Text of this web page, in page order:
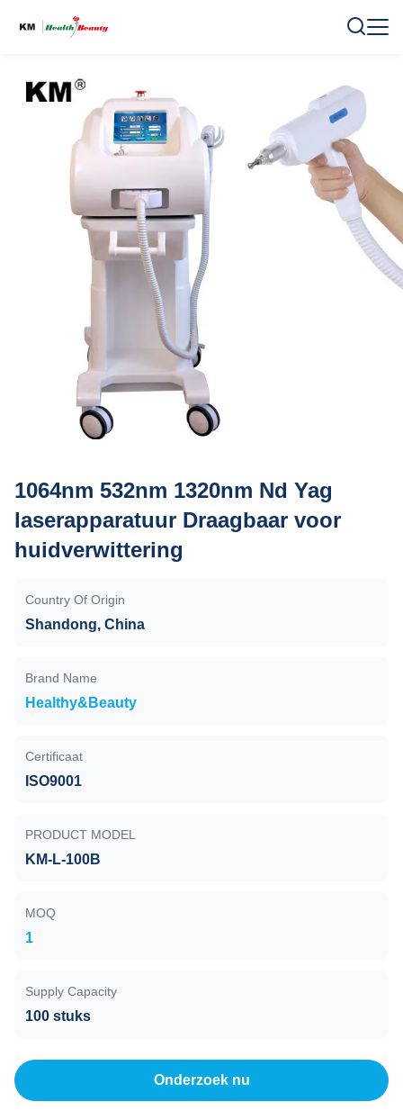
1064nm 532nm 1320nm Nd Yag
laserapparatuur Draagbaar voor
huidverwittering
Country Of Origin
Shandong, China
Brand Name
Healthy&Beauty
Certificaat
ISO9001
PRODUCT MODEL
KM-L-100B
MOQ
1
Supply Capacity
100 stuks
Onderzoek nu